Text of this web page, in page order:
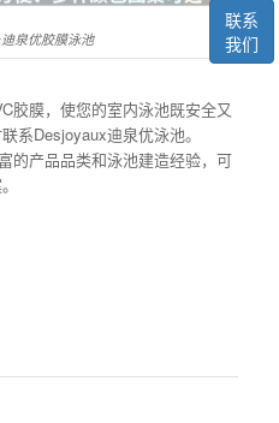
联系
我们
泉优胶膜泳池
胶膜，使您的室内泳池既安全又
系Desjoyaux迪泉优泳池。
的产品品类和泳池建造经验，可